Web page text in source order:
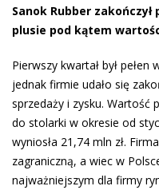
Sanok Rubber
plusie pod kątem
Pierwszy kwartał był
jednak firmie udało się
sprzedaży i zysku. Wartość
do stolarki w okresie od
wyniosła 21,74 mln zł.
zagraniczną, a wiec w
najważniejszym dla firmy